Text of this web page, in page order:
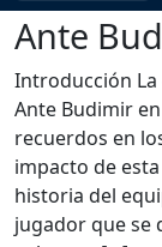
Ante
Introducción
Ante Budimir
recuerdos en
impacto de
historia del
jugador que se